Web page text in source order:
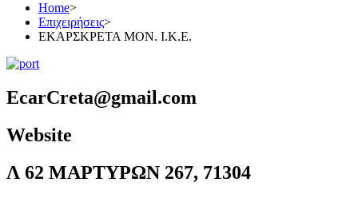
Home>
Επιχειρήσεις>
ΕΚΑΡΣΚΡΕΤΑ ΜΟΝ. Ι.Κ.Ε.
EcarCreta@gmail.com
Website
Λ 62 ΜΑΡΤΥΡΩΝ 267, 71304